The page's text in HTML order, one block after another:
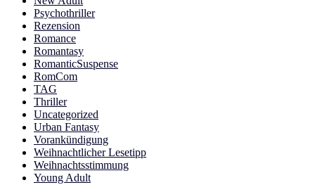
Psychothriller
Rezension
Romance
Romantasy
RomanticSuspense
RomCom
TAG
Thriller
Uncategorized
Urban Fantasy
Vorankündigung
Weihnachtlicher Lesetipp
Weihnachtsstimmung
Young Adult